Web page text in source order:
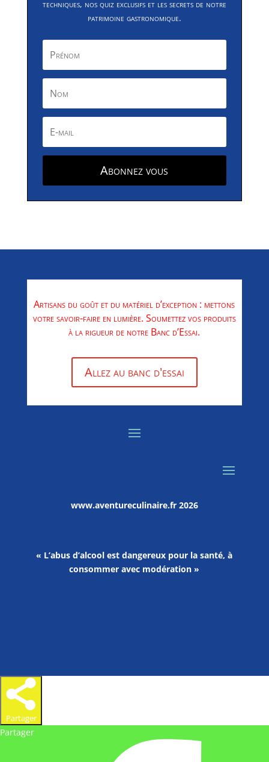
techniques, nos quiz exclusifs et les secrets de notre
patrimoine gastronomique.
Abonnez vous
Artisans du goût et du matériel d’exception : mettons
votre savoir-faire en lumière. Soumettez vos produits
à la rigueur de notre Banc d’Essai.
Allez au banc d'essai
www.aventureculinaire.fr2026
« L’abus d’alcool est dangereux pour la santé, à
consommer avec modération »
Partager
Partager